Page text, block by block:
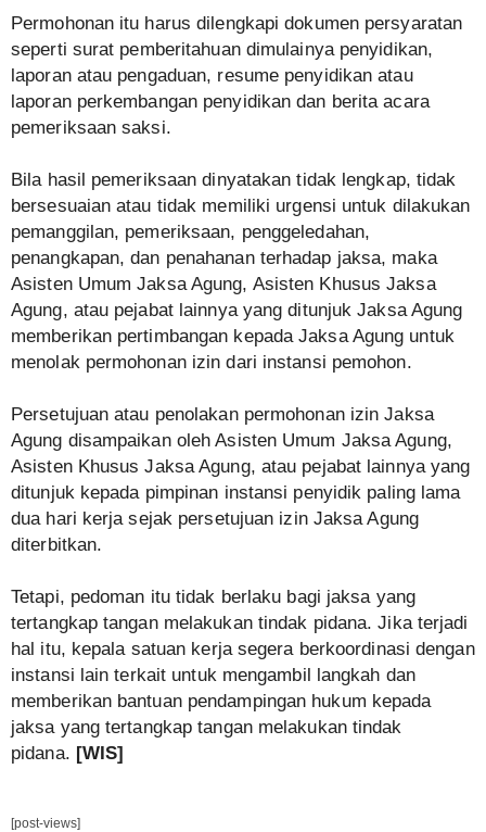
Permohonan itu harus dilengkapi dokumen persyaratan
seperti surat pemberitahuan dimulainya penyidikan,
laporan atau pengaduan, resume penyidikan atau
laporan perkembangan penyidikan dan berita acara
pemeriksaan saksi.
Bila hasil pemeriksaan dinyatakan tidak lengkap, tidak
bersesuaian atau tidak memiliki urgensi untuk dilakukan
pemanggilan, pemeriksaan, penggeledahan,
penangkapan, dan penahanan terhadap jaksa, maka
Asisten Umum Jaksa Agung, Asisten Khusus Jaksa
Agung, atau pejabat lainnya yang ditunjuk Jaksa Agung
memberikan pertimbangan kepada Jaksa Agung untuk
menolak permohonan izin dari instansi pemohon.
Persetujuan atau penolakan permohonan izin Jaksa
Agung disampaikan oleh Asisten Umum Jaksa Agung,
Asisten Khusus Jaksa Agung, atau pejabat lainnya yang
ditunjuk kepada pimpinan instansi penyidik paling lama
dua hari kerja sejak persetujuan izin Jaksa Agung
diterbitkan.
Tetapi, pedoman itu tidak berlaku bagi jaksa yang
tertangkap tangan melakukan tindak pidana. Jika terjadi
hal itu, kepala satuan kerja segera berkoordinasi dengan
instansi lain terkait untuk mengambil langkah dan
memberikan bantuan pendampingan hukum kepada
jaksa yang tertangkap tangan melakukan tindak
pidana. [WIS]
[post-views]